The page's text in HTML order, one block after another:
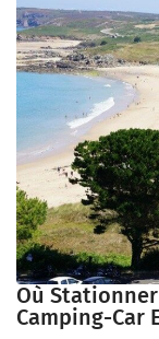
Où
Camping-Car